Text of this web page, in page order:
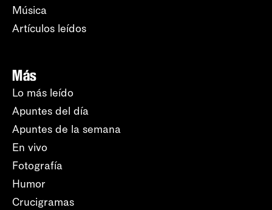
Música
Artículos leídos
Más
Lo más leído
Apuntes del día
Apuntes de la semana
En vivo
Fotografía
Humor
Crucigramas